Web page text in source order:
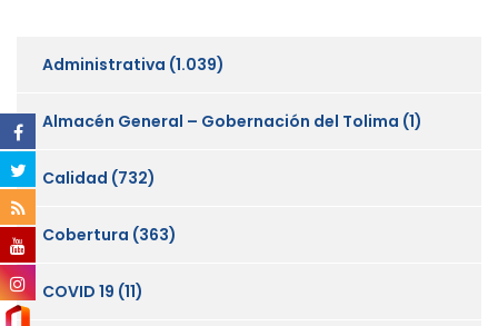
Administrativa (1.039)
Almacén General – Gobernación del Tolima (1)
Calidad (732)
Cobertura (363)
COVID 19 (11)